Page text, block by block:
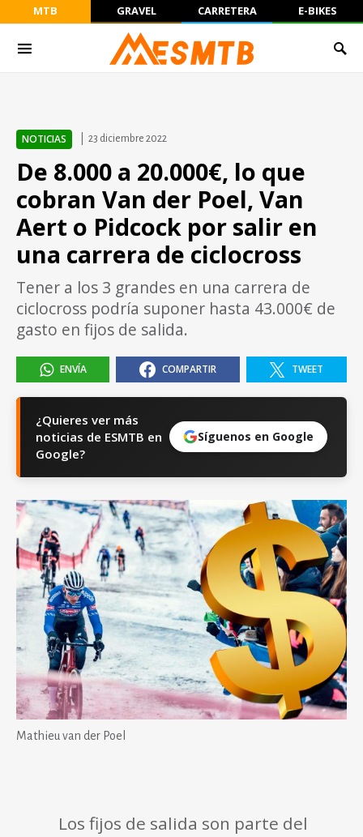
MTB GRAVEL CARRETERA E-BIKES
NOTICIAS 23 diciembre 2022
De 8.000 a 20.000€, lo que
cobran Van der Poel, Van
Aert o Pidcock por salir en
una carrera de ciclocross
Tener a los 3 grandes en una carrera de
ciclocross podría suponer hasta 43.000€ de
gasto en fijos de salida.
ENVÍA COMPARTIR TWEET
¿Quieres ver más
noticias de ESMTB en
Google?
Síguenos en Google
Mathieu van der Poel
Los fijos de salida son parte del